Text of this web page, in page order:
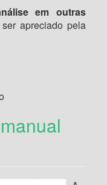
em outras
apreciado pela